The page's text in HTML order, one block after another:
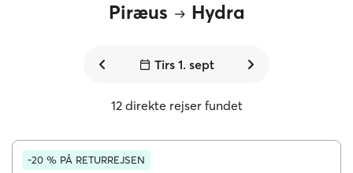
Piræus Hydra
Tirs 1. sept
12 direkte rejser fundet
-20 % PÅ RETURREJSEN